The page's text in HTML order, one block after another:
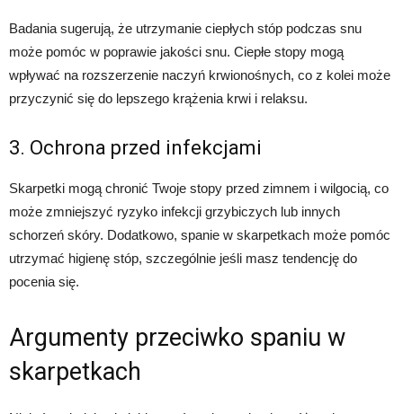
Badania sugerują, że utrzymanie ciepłych stóp podczas snu
może pomóc w poprawie jakości snu. Ciepłe stopy mogą
wpływać na rozszerzenie naczyń krwionośnych, co z kolei może
przyczynić się do lepszego krążenia krwi i relaksu.
3. Ochrona przed infekcjami
Skarpetki mogą chronić Twoje stopy przed zimnem i wilgocią, co
może zmniejszyć ryzyko infekcji grzybiczych lub innych
schorzeń skóry. Dodatkowo, spanie w skarpetkach może pomóc
utrzymać higienę stóp, szczególnie jeśli masz tendencję do
pocenia się.
Argumenty przeciwko spaniu w
skarpetkach